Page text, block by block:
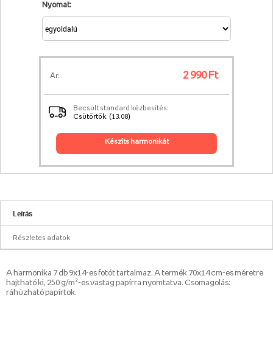
Nyomat:
Ár: 2 990 Ft
Becsült standard kézbesítés:
Csütörtök. (13.08)
készíts harmonikát
Leírás
Részletes adatok
A harmonika 7 db 9x14-es fotót tartalmaz. A termék 70x14 cm-es méretre
hajtható ki, 250 g/m²-es vastag papírra nyomtatva. Csomagolás:
ráhúzható papírtok.